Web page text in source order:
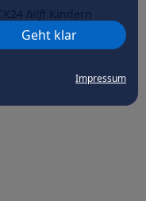
Geht klar
Impressum
hilftder Natur